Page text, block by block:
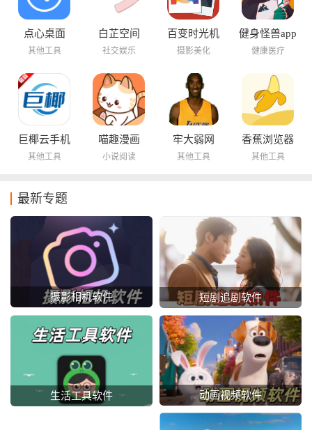
点心桌面
其他工具
白芷空间
社交娱乐
百变时光机
摄影美化
健身怪兽app
健康医疗
巨椰云手机
其他工具
喵趣漫画
小说阅读
牢大弱网
其他工具
香蕉浏览器
其他工具
最新专题
摄影相机软件 短剧追剧软件
生活工具软件 动画视频软件